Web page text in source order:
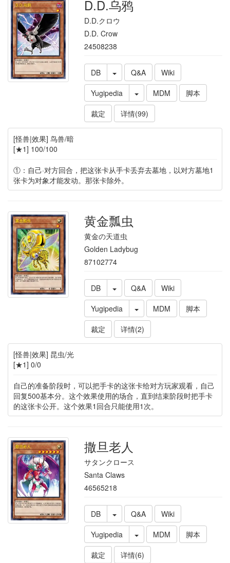
D.D.乌鸦
D.D.クロウ
D.D. Crow
24508238
DB Q&A
Wiki
Yugipedia
MDM
脚本
裁定
详情(99)
[怪兽|效果] 鸟兽/暗
[★1] 100/100
①：自己·对方回合，把这张卡从手卡丢弃去墓地，以对方墓地1
张卡为对象才能发动。那张卡除外。
黄金瓢虫
黄金の天道虫
Golden Ladybug
87102774
DB Q&A
Wiki
Yugipedia
MDM
脚本
裁定
详情(2)
[怪兽|效果] 昆虫/光
[★1] 0/0
自己的准备阶段时，可以把手卡的这张卡给对方玩家观看，自己
回复500基本分。这个效果使用的场合，直到结束阶段时把手卡
的这张卡公开。这个效果1回合只能使用1次。
撒旦老人
サタンクロース
Santa Claws
46565218
DB Q&A
Wiki
Yugipedia
MDM
脚本
裁定
详情(6)